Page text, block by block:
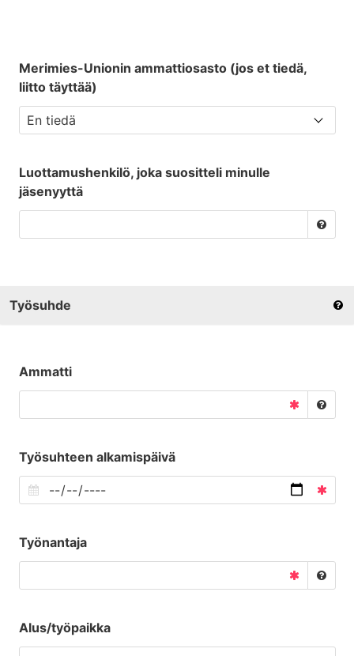
Merimies-Unionin ammattiosasto (jos et tiedä,
liitto täyttää)
Luottamushenkilö, joka suositteli minulle
jäsenyyttä
Työsuhde
Ammatti
Työsuhteen alkamispäivä
Työnantaja
Alus/työpaikka